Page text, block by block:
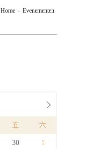
Home > Evenementen

五 六
30 1